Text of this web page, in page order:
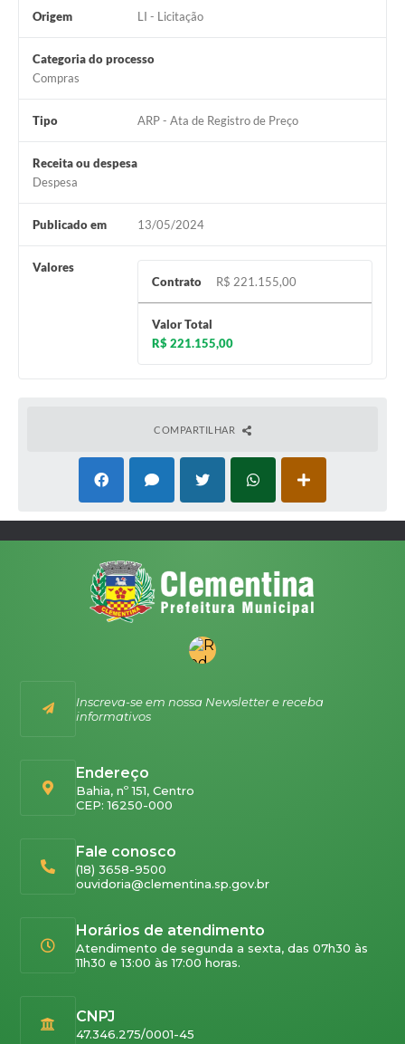
Origem LI - Licitação
Categoria do processo
Compras
Tipo ARP - Ata de Registro de Preço
Receita ou despesa
Despesa
Publicado em 13/05/2024
Valores
Contrato
R$ 221.155,00
Valor Total
R$ 221.155,00
COMPARTILHAR
Inscreva-se em nossa Newsletter e receba
informativos
Endereço
Bahia, nº 151, Centro
CEP: 16250-000
Fale conosco
(18) 3658-9500
ouvidoria@clementina.sp.gov.br
Horários de atendimento
Atendimento de segunda a sexta, das 07h30 às
11h30 e 13:00 às 17:00 horas.
CNPJ
47.346.275/0001-45